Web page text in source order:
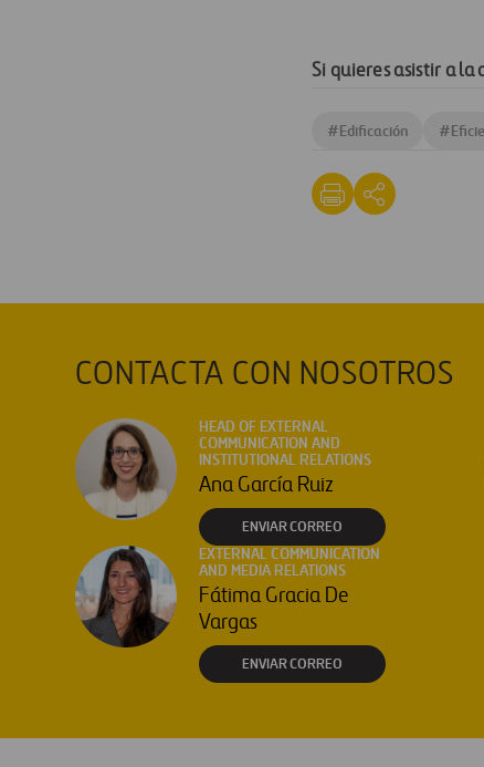
Si quieres asistir a
#Edificación #
CONTACTA CON NOSOTROS
HEAD OF EXTERNAL
COMMUNICATION AND
INSTITUTIONAL RELATIONS
Ana García Ruiz
ENVIAR CORREO
EXTERNAL COMMUNICATION
AND MEDIA RELATIONS
Fátima Gracia De
Vargas
ENVIAR CORREO